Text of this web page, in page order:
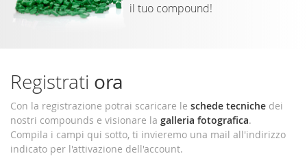
il tuo compound!
Registrati ora
Con la registrazione potrai scaricare le schede tecniche dei
nostri compounds e visionare la galleria fotografica.
Compila i campi qui sotto, ti invieremo una mail all'indirizzo
indicato per l'attivazione dell'account.